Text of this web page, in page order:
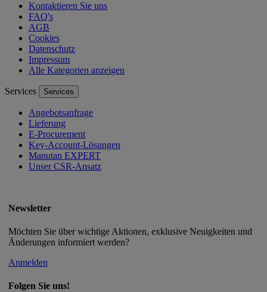
Kontaktieren Sie uns
FAQ's
AGB
Cookies
Datenschutz
Impressum
Alle Kategorien anzeigen
Services Services
Angebotsanfrage
Lieferung
E-Procurement
Key-Account-Lösungen
Manutan EXPERT
Unser CSR-Ansatz
Newsletter
Möchten Sie über wichtige Aktionen, exklusive Neuigkeiten und
Änderungen informiert werden?
Anmelden
Folgen Sie uns!